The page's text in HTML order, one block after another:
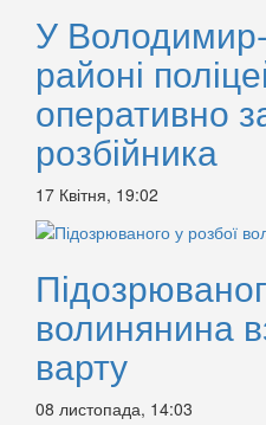
У
районі
оперативно
розбійника
17 Квітня, 19:02
волинянина
варту
08 листопада, 14:03